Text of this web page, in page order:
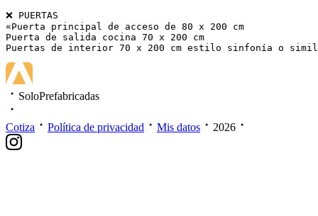
❌ PUERTAS
«Puerta principal de acceso de 80 x 200 cm
Puerta de salida cocina 70 x 200 cm
Puertas de interior 70 x 200 cm estilo sinfonía o
SoloPrefabricadas
Cotiza Política de privacidad Mis datos 2026